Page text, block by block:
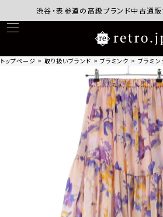
渋谷・表参道の高級ブランド中古通販サ
トップページ 取り扱いブランド ブラミンク ブラミ